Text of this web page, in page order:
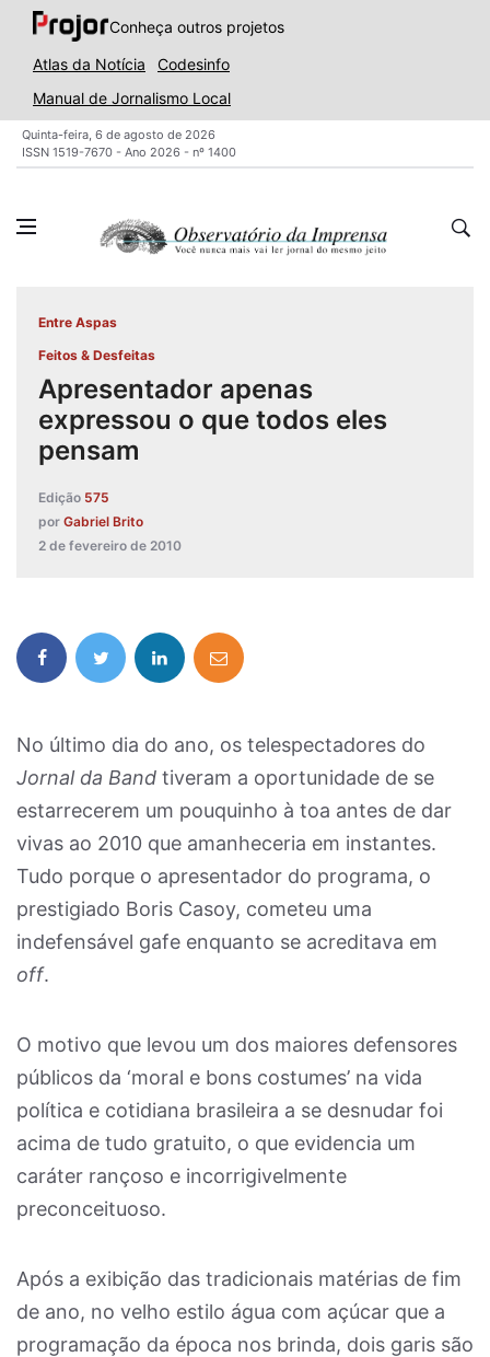
Conheça outros projetos
Atlas da Notícia
Codesinfo
Manual de Jornalismo Local
Quinta-feira, 6 de agosto de 2026
ISSN 1519-7670 - Ano 2026 - nº 1400
Entre Aspas
Feitos & Desfeitas
Apresentador apenas
expressou o que todos eles
pensam
Edição 575
por Gabriel Brito
2 de fevereiro de 2010
No último dia do ano, os telespectadores do
Jornal da Band tiveram a oportunidade de se
estarrecerem um pouquinho à toa antes de dar
vivas ao 2010 que amanheceria em instantes.
Tudo porque o apresentador do programa, o
prestigiado Boris Casoy, cometeu uma
indefensável gafe enquanto se acreditava em
off.
O motivo que levou um dos maiores defensores
públicos da ‘moral e bons costumes’ na vida
política e cotidiana brasileira a se desnudar foi
acima de tudo gratuito, o que evidencia um
caráter rançoso e incorrigivelmente
preconceituoso.
Após a exibição das tradicionais matérias de fim
de ano, no velho estilo água com açúcar que a
programação da época nos brinda, dois garis são